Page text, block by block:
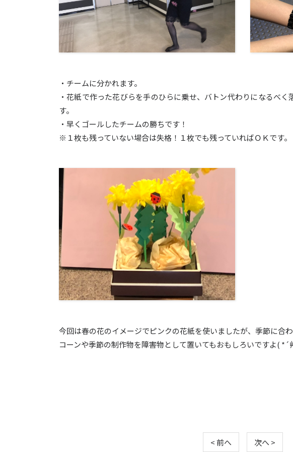
・チームに分かれます。
・花紙で作った花びらを手のひらに乗せ、バトン代わりになるべ
す。
・早くゴールしたチームの勝ちです！
※１枚も残っていない場合は失格！１枚でも残っていればＯＫです。
今回は春の花のイメージでピンクの花紙を使いましたが、季節に合
コーンや季節の制作物を障害物として置いてもおもしろいですよ( *´
< 前へ 次へ >